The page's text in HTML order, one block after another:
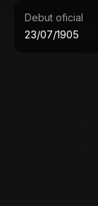
Debut oficial
23/07/1905